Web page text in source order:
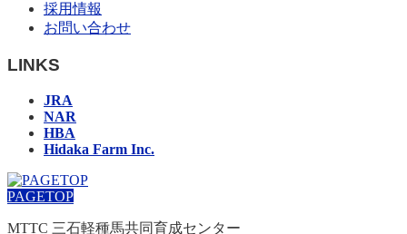
採用情報
お問い合わせ
LINKS
JRA
NAR
HBA
Hidaka Farm Inc.
PAGETOP
MTTC 三石軽種馬共同育成センター